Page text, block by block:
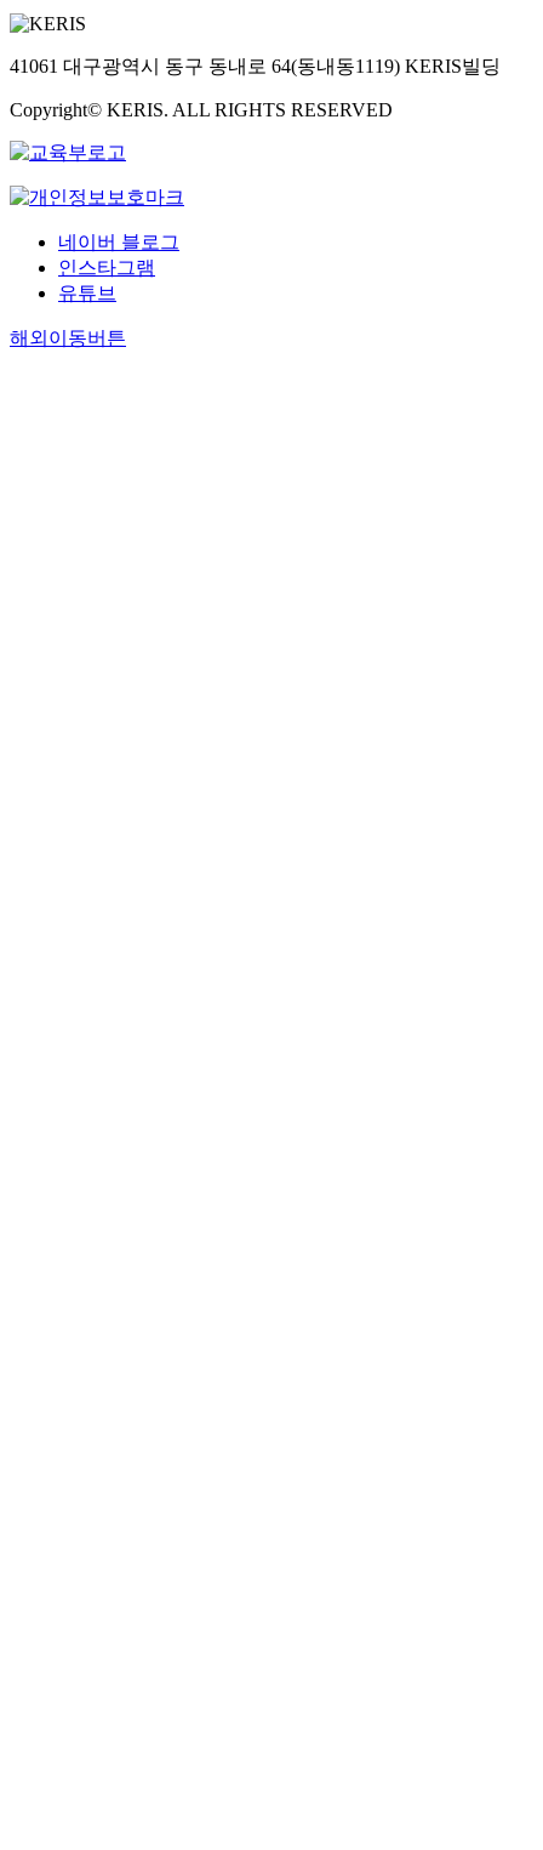
41061 대구광역시 동구 동내로 64(동내동1119) KERIS빌딩
Copyright© KERIS. ALL RIGHTS RESERVED
네이버 블로그
인스타그램
유튜브
해외이동버튼